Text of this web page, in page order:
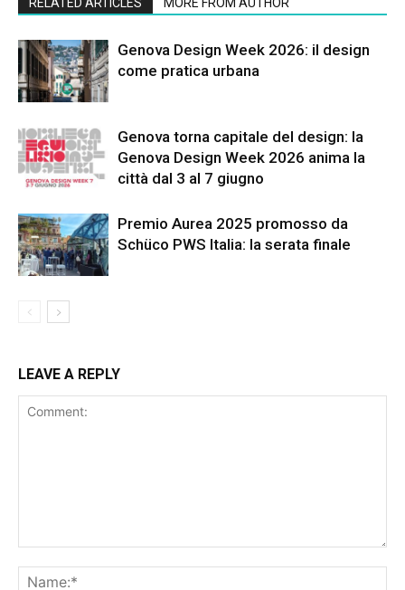
Genova Design Week 2026: il design
come pratica urbana
Genova torna capitale del design: la
Genova Design Week 2026 anima la
città dal 3 al 7 giugno
Premio Aurea 2025 promosso da
Schüco PWS Italia: la serata finale
LEAVE A REPLY